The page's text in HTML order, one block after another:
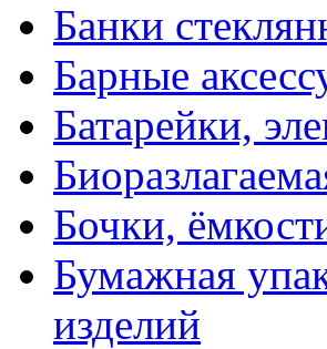
Банки
Барные
Батарейки,
Бочки,
Бумажная
изделий